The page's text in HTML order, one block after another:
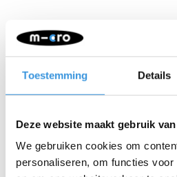
Toestemming Details
Deze website maakt gebruik
We gebruiken cookies om
personaliseren, om functies
Retour binnen 30 dagen
Beschrijving